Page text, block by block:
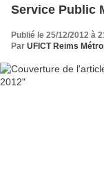
Service Public
Publié le 25/12/2012 à
Par UFICT Reims